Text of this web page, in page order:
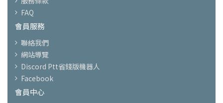
FAQ
會員服務
聯絡我們
網站導覽
Discord Ptt省錢版機器人
Facebook
會員中心